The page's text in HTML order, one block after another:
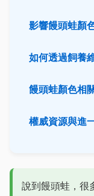
影響饅頭蛙顏
如何透過飼養
饅頭蛙顏色相
權威資源與進
說到饅頭蛙，很